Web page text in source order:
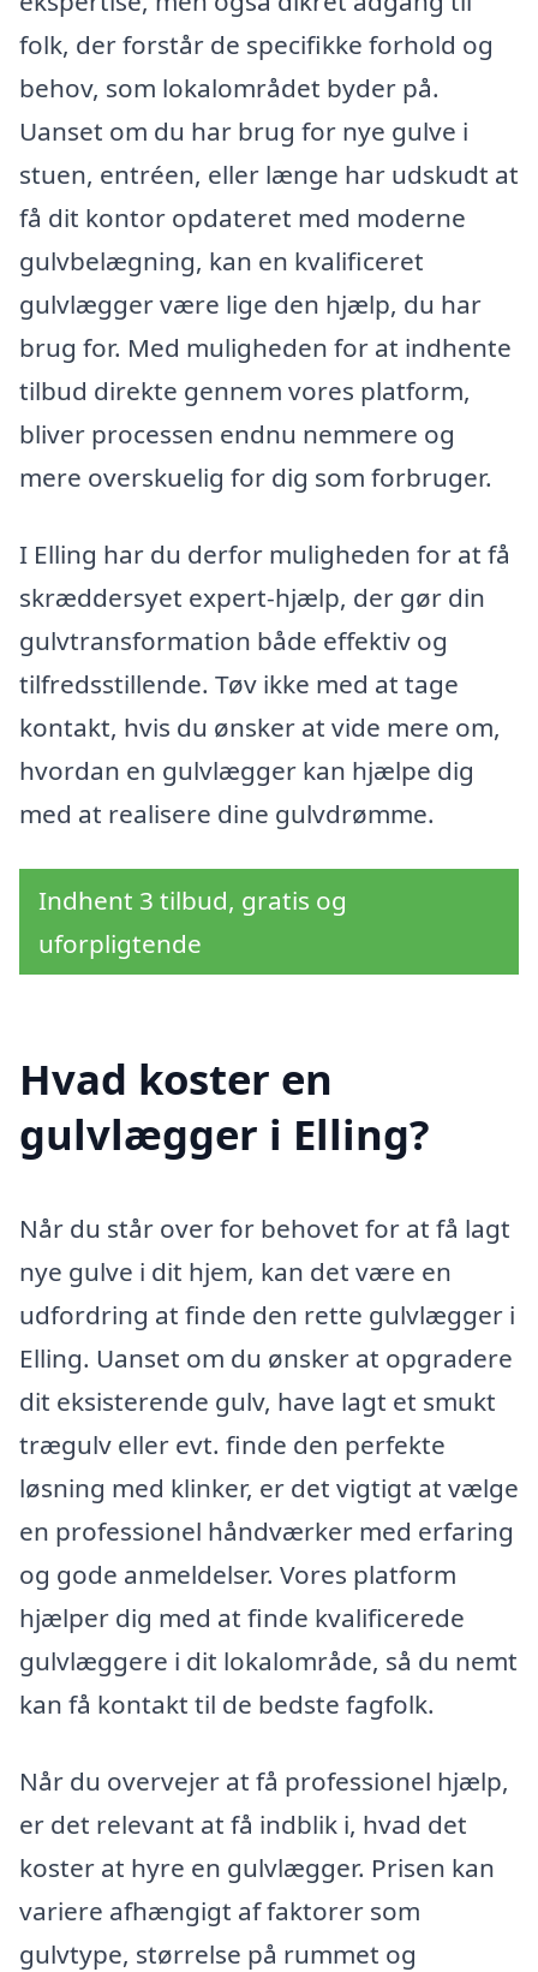
folk, der forstår de specifikke forhold og
behov, som lokalområdet byder på.
Uanset om du har brug for nye gulve i
stuen, entréen, eller længe har udskudt at
få dit kontor opdateret med moderne
gulvbelægning, kan en kvalificeret
gulvlægger være lige den hjælp, du har
brug for. Med muligheden for at indhente
tilbud direkte gennem vores platform,
bliver processen endnu nemmere og
mere overskuelig for dig som forbruger.
I Elling har du derfor muligheden for at få
skræddersyet expert-hjælp, der gør din
gulvtransformation både effektiv og
tilfredsstillende. Tøv ikke med at tage
kontakt, hvis du ønsker at vide mere om,
hvordan en gulvlægger kan hjælpe dig
med at realisere dine gulvdrømme.
Indhent 3 tilbud, gratis og
uforpligtende
Hvad koster en
gulvlægger i Elling?
Når du står over for behovet for at få lagt
nye gulve i dit hjem, kan det være en
udfordring at finde den rette gulvlægger i
Elling. Uanset om du ønsker at opgradere
dit eksisterende gulv, have lagt et smukt
trægulv eller evt. finde den perfekte
løsning med klinker, er det vigtigt at vælge
en professionel håndværker med erfaring
og gode anmeldelser. Vores platform
hjælper dig med at finde kvalificerede
gulvlæggere i dit lokalområde, så du nemt
kan få kontakt til de bedste fagfolk.
Når du overvejer at få professionel hjælp,
er det relevant at få indblik i, hvad det
koster at hyre en gulvlægger. Prisen kan
variere afhængigt af faktorer som
gulvtype, størrelse på rummet og